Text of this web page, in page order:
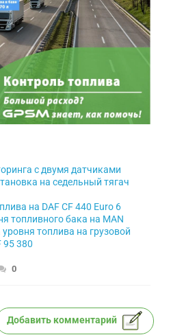
с двумя датчиками
на седельный тягач
на DAF CF 440 Euro 6
топливного бака на MAN
топлива на грузовой
95 380
0
Добавить комментарий